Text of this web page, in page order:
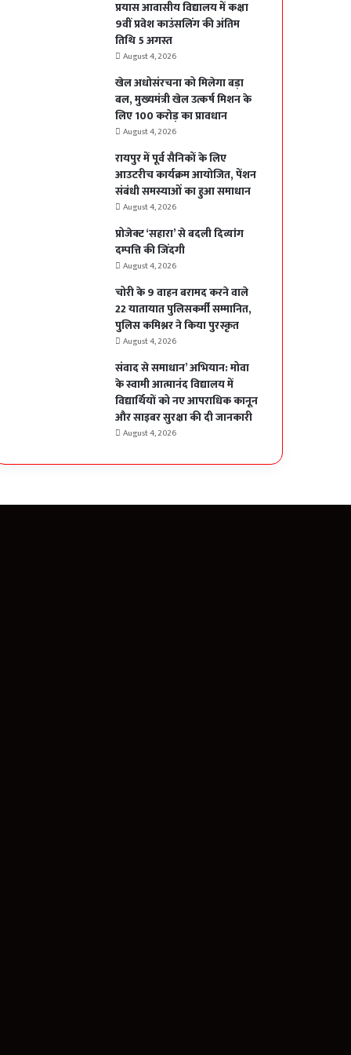
प्रयास आवासीय विद्यालय में कक्षा
9वीं प्रवेश काउंसलिंग की अंतिम
तिथि 5 अगस्त
August 4, 2026
खेल अधोसंरचना को मिलेगा बड़ा
बल, मुख्यमंत्री खेल उत्कर्ष मिशन के
लिए 100 करोड़ का प्रावधान
August 4, 2026
रायपुर में पूर्व सैनिकों के लिए
आउटरीच कार्यक्रम आयोजित, पेंशन
संबंधी समस्याओं का हुआ समाधान
August 4, 2026
प्रोजेक्ट ‘सहारा’ से बदली दिव्यांग
दम्पत्ति की जिंदगी
August 4, 2026
चोरी के 9 वाहन बरामद करने वाले
22 यातायात पुलिसकर्मी सम्मानित,
पुलिस कमिश्नर ने किया पुरस्कृत
August 4, 2026
संवाद से समाधान’ अभियान: मोवा
के स्वामी आत्मानंद विद्यालय में
विद्यार्थियों को नए आपराधिक कानून
और साइबर सुरक्षा की दी जानकारी
August 4, 2026